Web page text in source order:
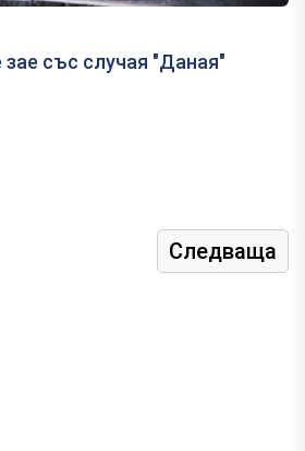
зае със случая "Даная"
Следваща